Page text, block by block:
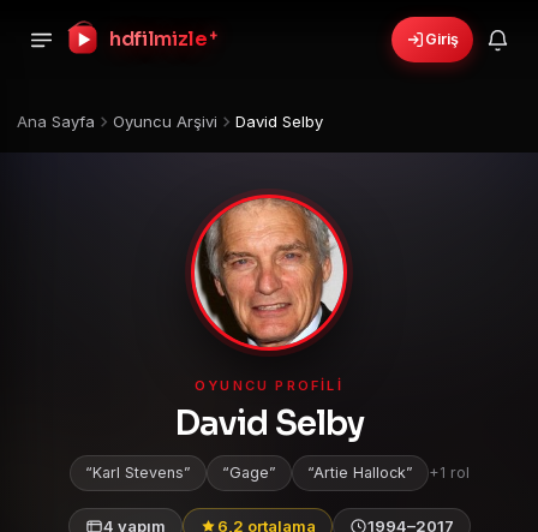
hdfilmizle + Giriş
Ana Sayfa Oyuncu Arşivi David Selby
OYUNCU PROFILI
David Selby
Karl Stevens Gage Artie Hallock +1 rol
4 yapım 6,2 ortalama 1994–2017